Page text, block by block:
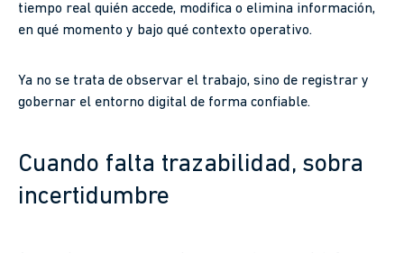
tiempo real quién accede, modifica o elimina información,
en qué momento y bajo qué contexto operativo.
Ya no se trata de observar el trabajo, sino de registrar y
gobernar el entorno digital de forma confiable.
Cuando falta trazabilidad, sobra
incertidumbre